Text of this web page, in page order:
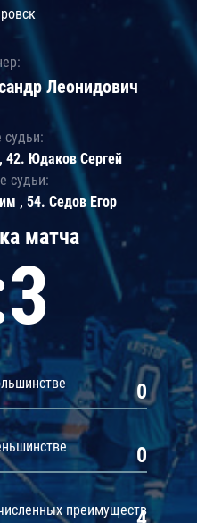
матча
0
0
преимуществ
Леонидович
судьи:
42. Юдаков Сергей
судьи:
, 54. Седов Егор